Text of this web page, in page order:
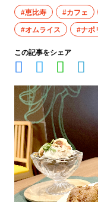
#恵比寿 #カフェ
#オムライス
#ナポ
この記事をシェア